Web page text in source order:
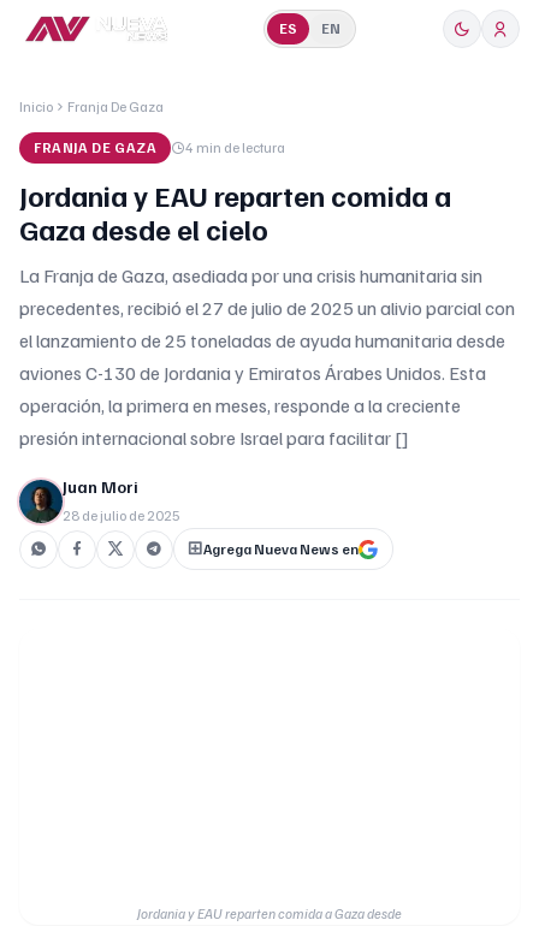
ES EN
Inicio Franja De Gaza
FRANJA DE GAZA 4 min de lectura
Jordania y EAU reparten comida a
Gaza desde el cielo
La Franja de Gaza, asediada por una crisis humanitaria sin
precedentes, recibió el 27 de julio de 2025 un alivio parcial con
el lanzamiento de 25 toneladas de ayuda humanitaria desde
aviones C-130 de Jordania y Emiratos Árabes Unidos. Esta
operación, la primera en meses, responde a la creciente
presión internacional sobre Israel para facilitar []
Juan Mori
28 de julio de 2025
Agrega Nueva News en
Jordania y EAU reparten comida a Gaza desde